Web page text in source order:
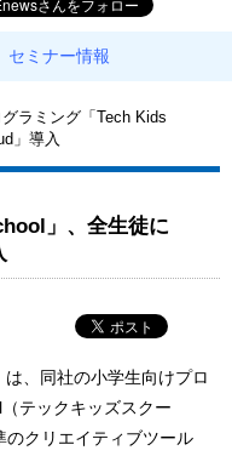
セミナー情報
グラミング「Tech Kids
」導入
」、全生徒に
、同社の小学生向けプロ
テックキッズスクー
のクリエイティブツール